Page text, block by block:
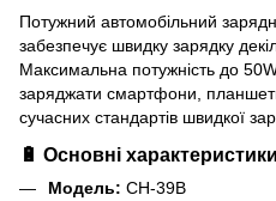
Потужний автомобільний
забезпечує швидку зарядку
Максимальна потужність до
заряджати смартфони,
сучасних стандартів швидкої
🔋 Основні
Модель: CH-39B